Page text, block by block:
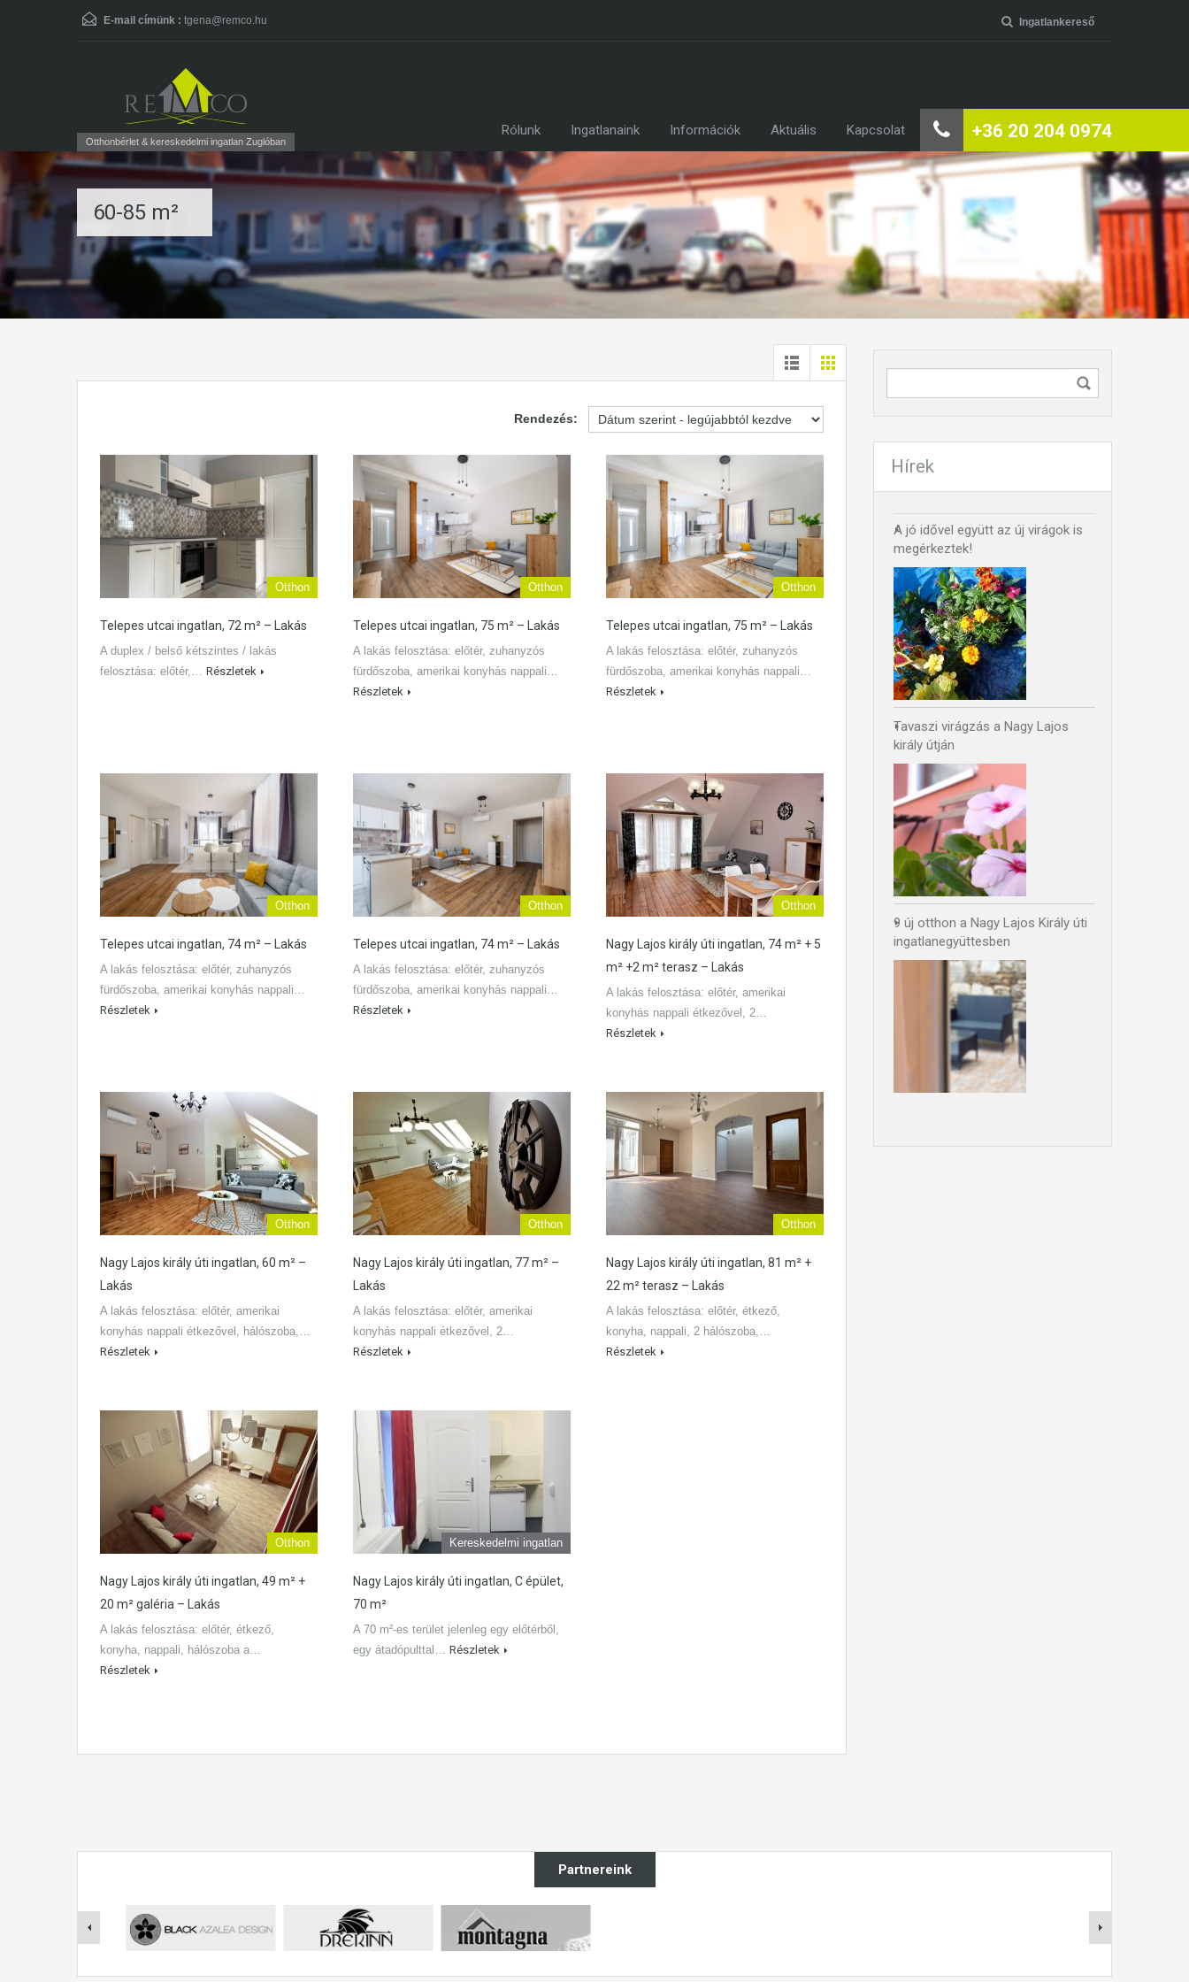
E-mail címünk : tgena@remco.hu Ingatlankereső
Otthonbérlet & kereskedelmi ingatlan Zuglóban +36 20 204 0974
Rólunk Ingatlanaink Információk Aktuális Kapcsolat
60-85 m²
Rendezés:
Otthon
Telepes utcai ingatlan, 72 m² – Lakás
A duplex / belső kétszintes / lakás
felosztása: előtér,… Részletek
Otthon
Telepes utcai ingatlan, 75 m² – Lakás
A lakás felosztása: előtér, zuhanyzós
fürdőszoba, amerikai konyhás nappali…
Részletek
Otthon
Telepes utcai ingatlan, 75 m² – Lakás
A lakás felosztása: előtér, zuhanyzós
fürdőszoba, amerikai konyhás nappali…
Részletek
Otthon
Telepes utcai ingatlan, 74 m² – Lakás
A lakás felosztása: előtér, zuhanyzós
fürdőszoba, amerikai konyhás nappali…
Részletek
Otthon
Telepes utcai ingatlan, 74 m² – Lakás
A lakás felosztása: előtér, zuhanyzós
fürdőszoba, amerikai konyhás nappali…
Részletek
Otthon
Nagy Lajos király úti ingatlan, 74 m² + 5
m² +2 m² terasz – Lakás
A lakás felosztása: előtér, amerikai
konyhás nappali étkezővel, 2…
Részletek
Otthon
Nagy Lajos király úti ingatlan, 60 m² –
Lakás
A lakás felosztása: előtér, amerikai
konyhás nappali étkezővel, hálószoba,…
Részletek
Otthon
Nagy Lajos király úti ingatlan, 77 m² –
Lakás
A lakás felosztása: előtér, amerikai
konyhás nappali étkezővel, 2…
Részletek
Otthon
Nagy Lajos király úti ingatlan, 81 m² +
22 m² terasz – Lakás
A lakás felosztása: előtér, étkező,
konyha, nappali, 2 hálószoba,…
Részletek
Otthon
Nagy Lajos király úti ingatlan, 49 m² +
20 m² galéria – Lakás
A lakás felosztása: előtér, étkező,
konyha, nappali, hálószoba a…
Részletek
Kereskedelmi ingatlan
Nagy Lajos király úti ingatlan, C épület,
70 m²
A 70 m²-es terület jelenleg egy előtérből,
egy átadópulttal… Részletek
Hírek
A jó idővel együtt az új virágok is
megérkeztek!
Tavaszi virágzás a Nagy Lajos
király útján
9 új otthon a Nagy Lajos Király úti
ingatlanegyüttesben
Partnereink